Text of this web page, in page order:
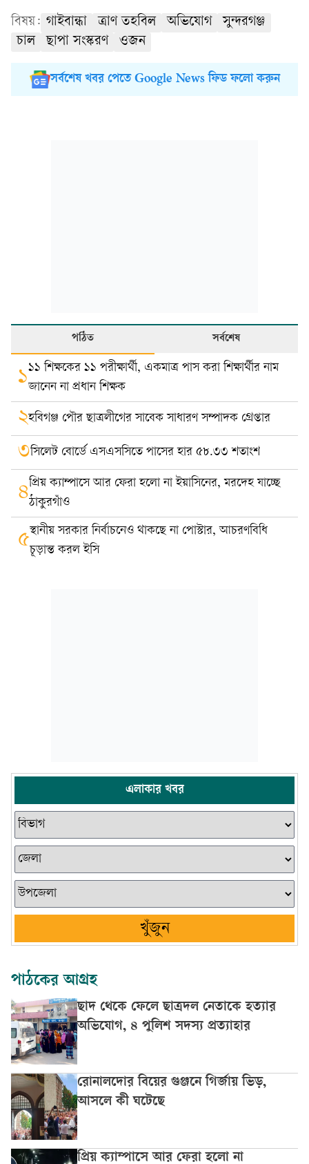
বিষয়: গাইবান্ধা ত্রাণ তহবিল অভিযোগ
সুন্দরগঞ্জ
চাল
ছাপা সংস্করণ ওজন
সর্বশেষ খবর পেতে Google News ফিড ফলো করুন
পঠিত সর্বশেষ
১১১ শিক্ষকের ১১ পরীক্ষার্থী, একমাত্র পাস করা শিক্ষার্থীর নাম
জানেন না প্রধান শিক্ষক
২হবিগঞ্জ পৌর ছাত্রলীগের সাবেক সাধারণ সম্পাদক গ্রেপ্তার
৩সিলেট বোর্ডে এসএসসিতে পাসের হার ৫৮.৩৩ শতাংশ
৪প্রিয় ক্যাম্পাসে আর ফেরা হলো না ইয়াসিনের, মরদেহ যাচ্ছে
ঠাকুরগাঁও
৫স্থানীয় সরকার নির্বাচনেও থাকছে না পোস্টার, আচরণবিধি
চূড়ান্ত করল ইসি
এলাকার খবর
খুঁজুন
পাঠকের আগ্রহ
ছাদ থেকে ফেলে ছাত্রদল নেতাকে হত্যার
অভিযোগ, ৪ পুলিশ সদস্য প্রত্যাহার
রোনালদোর বিয়ের গুঞ্জনে গির্জায় ভিড়,
আসলে কী ঘটেছে
প্রিয় ক্যাম্পাসে আর ফেরা হলো না